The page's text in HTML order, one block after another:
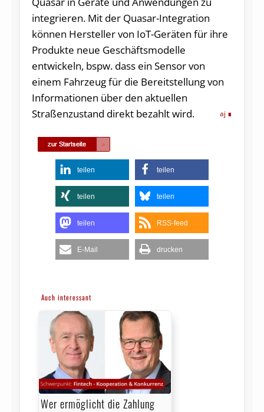
integrieren. Mit der Quasar-Integration
können Hersteller von IoT-Geräten für ihre
Produkte neue Geschäftsmodelle
entwickeln, bspw. dass ein Sensor von
einem Fahrzeug für die Bereitstellung von
Informationen über den aktuellen
Straßenzustand direkt bezahlt wird.
aj
teilen teilen
teilen teilen
teilen RSS-feed
E-Mail drucken
Auch interessant
Wer ermöglicht die Zahlung